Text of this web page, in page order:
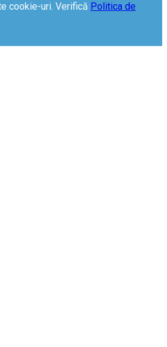
cookie-uri. Verifică Politica de